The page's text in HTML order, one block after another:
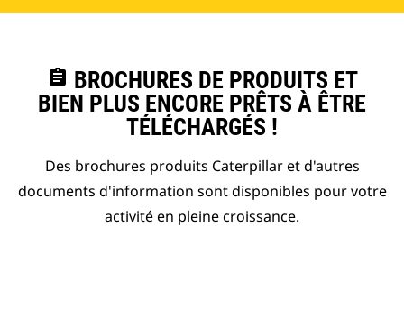
assignment BROCHURES DE PRODUITS ET
BIEN PLUS ENCORE PRÊTS À ÊTRE
TÉLÉCHARGÉS !
Des brochures produits Caterpillar et d'autres
documents d'information sont disponibles pour votre
activité en pleine croissance.